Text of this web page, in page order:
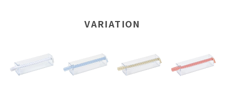
VARIATION